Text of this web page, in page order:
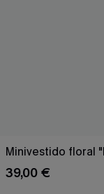
Minivestido floral
39,00 €